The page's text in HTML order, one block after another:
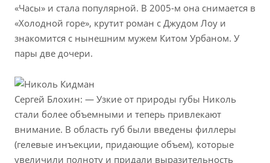
«Часы» и стала популярной. В 2005-м она снимается в
«Холодной горе», крутит роман с Джудом Лоу и
знакомится с нынешним мужем Китом Урбаном. У
пары две дочери.
Сергей Блохин: — Узкие от природы губы Николь
стали более объемными и теперь привлекают
внимание. В область губ были введены филлеры
(гелевые инъекции, придающие объем), которые
увеличили полноту и придали выразительность